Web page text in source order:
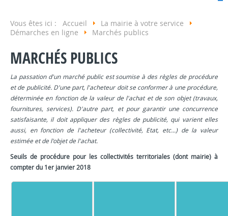
Vous êtes ici : Accueil
La mairie à votre service
Démarches en ligne
Marchés publics
MARCHÉS PUBLICS
La passation d'un marché public est soumise à des règles de procédure
et de publicité. D'une part, l'acheteur doit se conformer à une procédure,
déterminée en fonction de la valeur de l'achat et de son objet (travaux,
fournitures, services). D'autre part, et pour garantir une concurrence
satisfaisante, il doit appliquer des règles de publicité, qui varient elles
aussi, en fonction de l'acheteur (collectivité, Etat, etc...) de la valeur
estimée et de l'objet de l'achat.
Seuils de procédure pour les collectivités territoriales (dont mairie) à
compter du 1er janvier 2018